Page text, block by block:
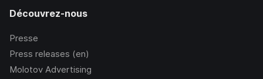
Découvrez-nous
Presse
Press releases (en)
Molotov Advertising